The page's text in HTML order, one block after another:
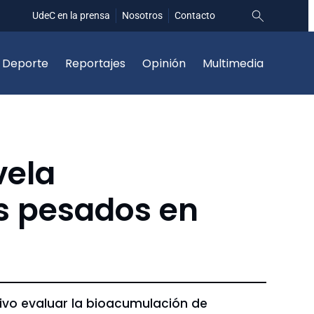
UdeC en la prensa Nosotros Contacto
Deporte Reportajes Opinión Multimedia
pesados en
evaluar la bioacumulación de